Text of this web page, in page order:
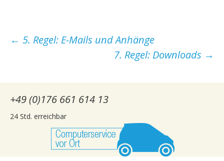
Beitragsnavigation
← 5. Regel: E-Mails und Anhänge
7. Regel: Downloads →
+49 (0)176 661 614 13
24 Std. erreichbar